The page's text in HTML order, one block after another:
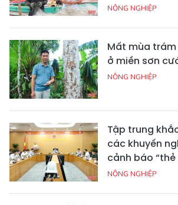
NÔNG NGHIỆP
Mất mùa
ở miền sơn
NÔNG NGHIỆP
Tập trung
các khuyến
cảnh báo “thẻ
NÔNG NGHIỆP